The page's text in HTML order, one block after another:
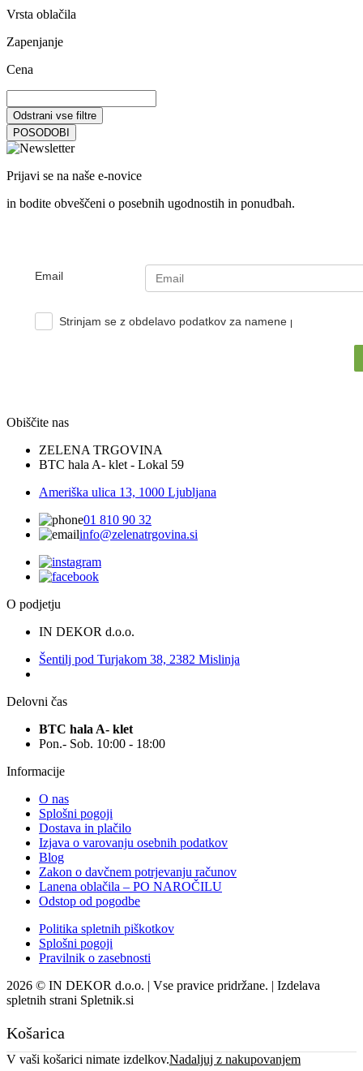
Vrsta oblačila
Zapenjanje
Cena
Odstrani vse filtre
POSODOBI
Prijavi se na naše e-novice
in bodite obveščeni o posebnih ugodnostih in ponudbah.
Email
Strinjam se z obdelavo podatkov za namene pošiljanja e-
Obiščite nas
ZELENA TRGOVINA
BTC hala A- klet - Lokal 59
Ameriška ulica 13, 1000 Ljubljana
01 810 90 32
info@zelenatrgovina.si
O podjetju
IN DEKOR d.o.o.
Šentilj pod Turjakom 38, 2382 Mislinja
Delovni čas
BTC hala A- klet
Pon.- Sob. 10:00 - 18:00
Informacije
O nas
Splošni pogoji
Dostava in plačilo
Izjava o varovanju osebnih podatkov
Blog
Zakon o davčnem potrjevanju računov
Lanena oblačila – PO NAROČILU
Odstop od pogodbe
Politika spletnih piškotkov
Splošni pogoji
Pravilnik o zasebnosti
2026 © IN DEKOR d.o.o. | Vse pravice pridržane. | Izdelava
spletnih strani Spletnik.si
Košarica
V vaši košarici nimate izdelkov.Nadaljuj z nakupovanjem